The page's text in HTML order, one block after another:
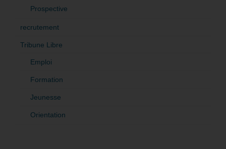
Prospective
recrutement
Tribune Libre
Emploi
Formation
Jeunesse
Orientation